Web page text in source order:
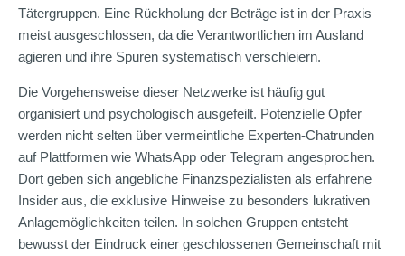
Tätergruppen. Eine Rückholung der Beträge ist in der Praxis
meist ausgeschlossen, da die Verantwortlichen im Ausland
agieren und ihre Spuren systematisch verschleiern.
Die Vorgehensweise dieser Netzwerke ist häufig gut
organisiert und psychologisch ausgefeilt. Potenzielle Opfer
werden nicht selten über vermeintliche Experten-Chatrunden
auf Plattformen wie WhatsApp oder Telegram angesprochen.
Dort geben sich angebliche Finanzspezialisten als erfahrene
Insider aus, die exklusive Hinweise zu besonders lukrativen
Anlagemöglichkeiten teilen. In solchen Gruppen entsteht
bewusst der Eindruck einer geschlossenen Gemeinschaft mit